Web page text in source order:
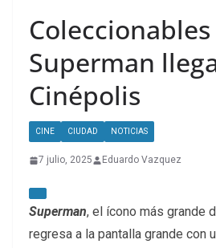
Superman
Cinépolis
CINE CIUDAD NOTICIAS
7 julio, 2025 Eduardo Vazquez
Superman, el ícono más grande
regresa a la pantalla grande con